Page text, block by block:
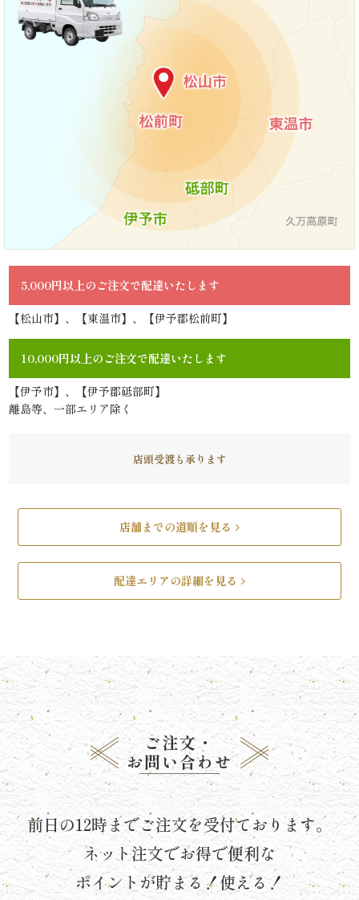
と
リ
す
み
《う
な
食》
シ
リ
ー
ズ
ん
5,000円以上のご注文で配達いたします
【松山市】、【東温市】、【伊予郡松前町】
10,000円以上のご注文で配達いたします
【伊予市】、【伊予郡砥部町】
離島等、一部エリア除く
店頭受渡も承ります
店舗までの道順を見る
配達エリアの詳細を見る
ご注文・
お問い合わせ
前日の12時までご注文を受付ております。
ネット注文でお得で便利な
ポイントが貯まる！使える！